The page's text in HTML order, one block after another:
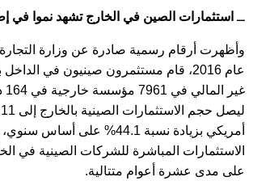
ــ استثمارات الصين في الخارج تشهد نموا في
وأظهرت أرقام رسمية صادرة عن وزارة التجارة
عام 2016، قام مستثمرون صينيون في الداخل
أمريكي بزيادة نسبة 44.1% على
الاستثمارات المباشرة للشركات الصينية في
على مدى عشرة أعوام متتالية.